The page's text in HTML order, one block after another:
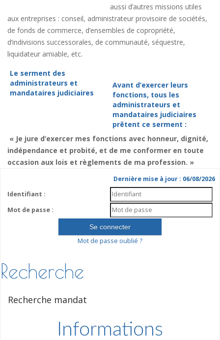
aussi d’autres missions utiles
aux entreprises : conseil, administrateur provisoire de sociétés,
de fonds de commerce, d’ensembles de copropriété,
d’indivisions successorales, de communauté, séquestre,
liquidateur amiable, etc.
Le serment des
administrateurs et
mandataires judiciaires
Avant d’exercer leurs
fonctions, tous les
administrateurs et
mandataires judiciaires
prêtent ce serment :
« Je jure d’exercer mes fonctions avec honneur, dignité,
indépendance et probité, et de me conformer en toute
occasion aux lois et règlements de ma profession. »
Dernière mise à jour : 06/08/2026
Identifiant :
Mot de passe :
Mot de passe oublié ?
Recherche
Recherche mandat
Informations